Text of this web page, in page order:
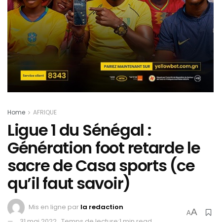
Home AFRIQUE
Ligue 1 du Sénégal :
Génération foot retarde le
sacre de Casa sports (ce
qu’il faut savoir)
Mis en ligne par la redaction
AA